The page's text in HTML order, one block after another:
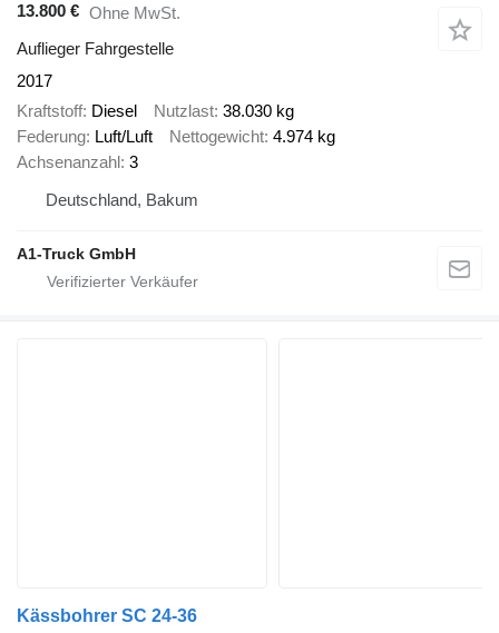
13.800 € Ohne MwSt.
Auflieger Fahrgestelle
2017
Kraftstoff Diesel Nutzlast 38.030 kg
Federung Luft/Luft Nettogewicht 4.974 kg
Achsenanzahl 3
Deutschland, Bakum
A1-Truck GmbH
Kässbohrer SC 24-36